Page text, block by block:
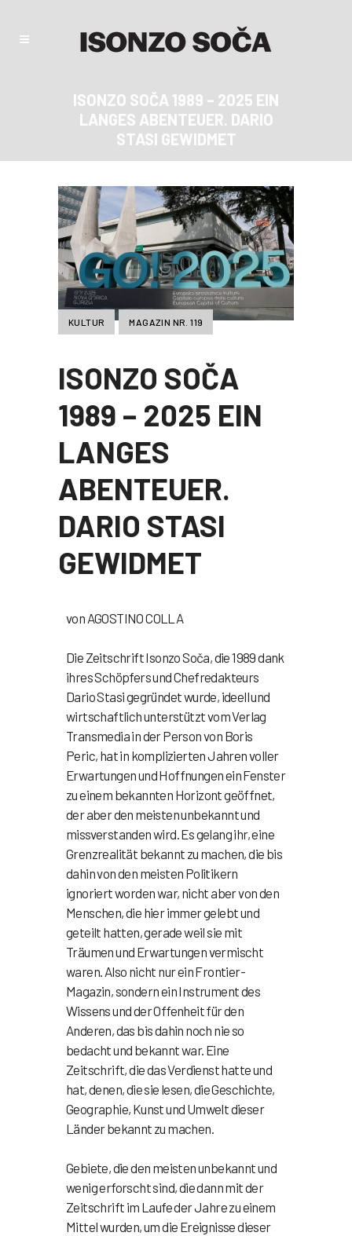
ISONZO SOČA 1989 – 2025 EIN
LANGES ABENTEUER. DARIO
STASI GEWIDMET
KULTUR MAGAZIN NR. 119
ISONZO SOČA
1989 – 2025 EIN
LANGES
ABENTEUER.
DARIO STASI
GEWIDMET
von AGOSTINO COLLA
Die Zeitschrift Isonzo Soča, die 1989 dank
ihres Schöpfers und Chefredakteurs
Dario Stasi gegründet wurde, ideell und
wirtschaftlich unterstützt vom Verlag
Transmedia in der Person von Boris
Peric, hat in komplizierten Jahren voller
Erwartungen und Hoffnungen ein Fenster
zu einem bekannten Horizont geöffnet,
der aber den meisten unbekannt und
missverstanden wird. Es gelang ihr, eine
Grenzrealität bekannt zu machen, die bis
dahin von den meisten Politikern
ignoriert worden war, nicht aber von den
Menschen, die hier immer gelebt und
geteilt hatten, gerade weil sie mit
Träumen und Erwartungen vermischt
waren. Also nicht nur ein Frontier-
Magazin, sondern ein Instrument des
Wissens und der Offenheit für den
Anderen, das bis dahin noch nie so
bedacht und bekannt war. Eine
Zeitschrift, die das Verdienst hatte und
hat, denen, die sie lesen, die Geschichte,
Geographie, Kunst und Umwelt dieser
Länder bekannt zu machen.
Gebiete, die den meisten unbekannt und
wenig erforscht sind, die dann mit der
Zeitschrift im Laufe der Jahre zu einem
Mittel wurden, um die Ereignisse dieser